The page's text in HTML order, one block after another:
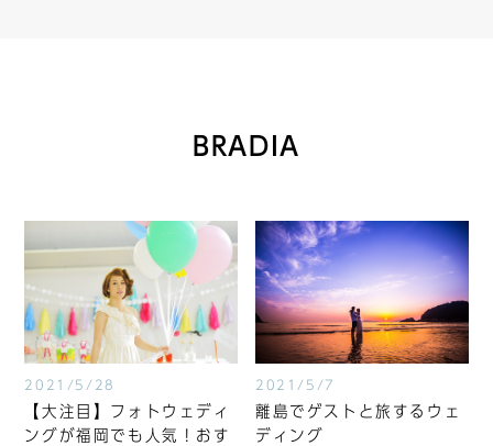
BRADIA
2021/5/28
【大注目】フォトウェディ
ングが福岡でも人気！おす
2021/5/7
離島でゲストと旅するウェ
ディング